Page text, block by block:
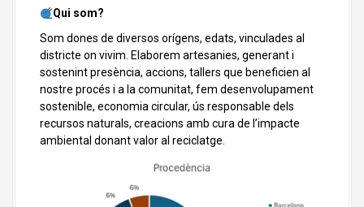
Qui som?
Som dones de diversos orígens, edats, vinculades al
districte on vivim. Elaborem artesanies, generant i
sostenint presència, accions, tallers que beneficien al
nostre procés i a la comunitat, fem desenvolupament
sostenible, economia circular, ús responsable dels
recursos naturals, creacions amb cura de l’impacte
ambiental donant valor al reciclatge.